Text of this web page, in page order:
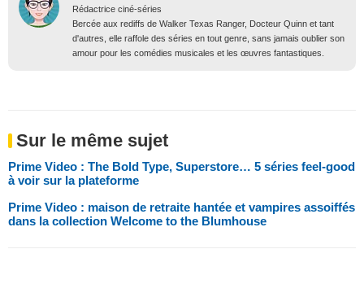
Rédactrice ciné-séries
Bercée aux rediffs de Walker Texas Ranger, Docteur Quinn et tant
d'autres, elle raffole des séries en tout genre, sans jamais oublier son
amour pour les comédies musicales et les œuvres fantastiques.
Sur le même sujet
Prime Video : The Bold Type, Superstore… 5 séries feel-good
à voir sur la plateforme
Prime Video : maison de retraite hantée et vampires assoiffés
dans la collection Welcome to the Blumhouse